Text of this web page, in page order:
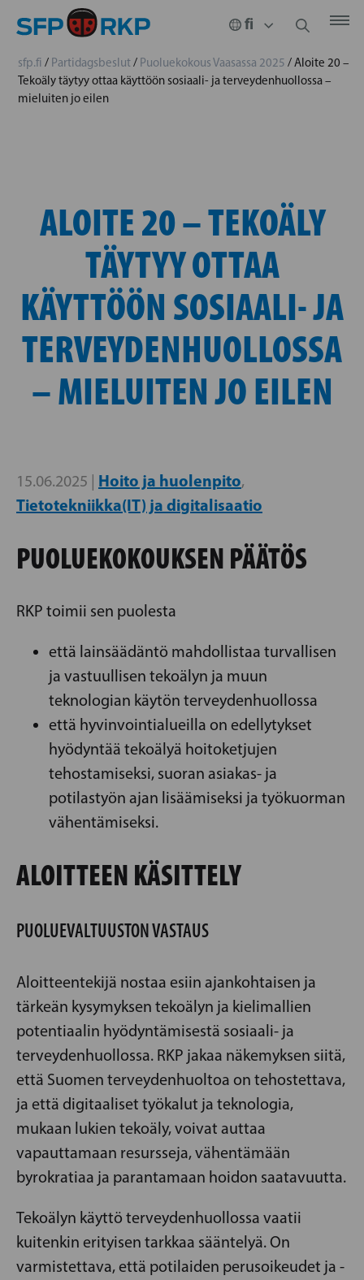
sfp.fi / Partidagsbeslut/ Puoluekokous Vaasassa 2025 /Aloite 20 –
Tekoäly täytyy ottaa käyttöön sosiaali- ja terveydenhuollossa –
mieluiten jo eilen
ALOITE 20 – TEKOÄLY
TÄYTYY OTTAA
KÄYTTÖÖN SOSIAALI- JA
TERVEYDENHUOLLOSSA
– MIELUITEN JO EILEN
15.06.2025 | Hoito ja huolenpito,
Tietotekniikka(IT) ja digitalisaatio
PUOLUEKOKOUKSEN PÄÄTÖS
RKP toimii sen puolesta
että lainsäädäntö mahdollistaa turvallisen
ja vastuullisen tekoälyn ja muun
teknologian käytön terveydenhuollossa
että hyvinvointialueilla on edellytykset
hyödyntää tekoälyä hoitoketjujen
tehostamiseksi, suoran asiakas- ja
potilastyön ajan lisäämiseksi ja työkuorman
vähentämiseksi.
ALOITTEEN KÄSITTELY
PUOLUEVALTUUSTON VASTAUS
Aloitteentekijä nostaa esiin ajankohtaisen ja
tärkeän kysymyksen tekoälyn ja kielimallien
potentiaalin hyödyntämisestä sosiaali- ja
terveydenhuollossa. RKP jakaa näkemyksen siitä,
että Suomen terveydenhuoltoa on tehostettava,
ja että digitaaliset työkalut ja teknologia,
mukaan lukien tekoäly, voivat auttaa
vapauttamaan resursseja, vähentämään
byrokratiaa ja parantamaan hoidon saatavuutta.
Tekoälyn käyttö terveydenhuollossa vaatii
kuitenkin erityisen tarkkaa sääntelyä. On
varmistettava, että potilaiden perusoikeudet ja -